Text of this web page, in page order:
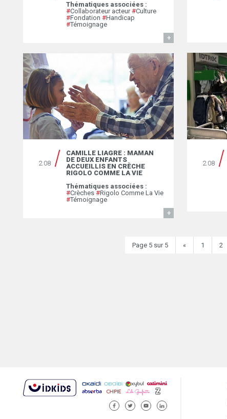
Thématiques associées :
#Collaborateur acteur#Culture
#Fondation #Handicap
#Témoignage
2.08
CAMILLE LIAGRE : MAMAN
DE DEUX ENFANTS
ACCUEILLIS EN CRÈCHE
RIGOLO COMME LA VIE
Thématiques associées :
#Crèches #Rigolo Comme La Vie
#Témoignage
2.08
Page 5 sur 5 « 1 2
FACEBOOKTWITTERYOUTUBELINKEDIN